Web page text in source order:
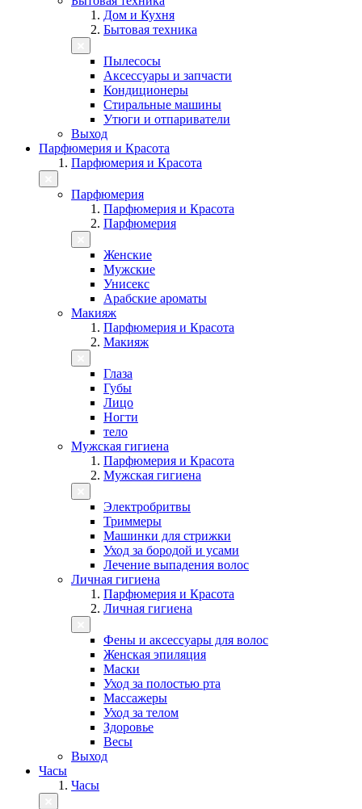
Дом и Кухня
Бытовая техника
Пылесосы
Аксессуары и запчасти
Кондиционеры
Стиральные машины
Утюги и отпариватели
Выход
Парфюмерия и Красота
Парфюмерия и Красота
Парфюмерия
Парфюмерия и Красота
Парфюмерия
Женские
Мужские
Унисекс
Арабские ароматы
Макияж
Парфюмерия и Красота
Макияж
Глаза
Губы
Лицо
Ногти
тело
Мужская гигиена
Парфюмерия и Красота
Мужская гигиена
Электробритвы
Триммеры
Машинки для стрижки
Уход за бородой и усами
Лечение выпадения волос
Личная гигиена
Парфюмерия и Красота
Личная гигиена
Фены и аксессуары для волос
Женская эпиляция
Маски
Уход за полостью рта
Массажеры
Уход за телом
Здоровье
Весы
Выход
Часы
Часы